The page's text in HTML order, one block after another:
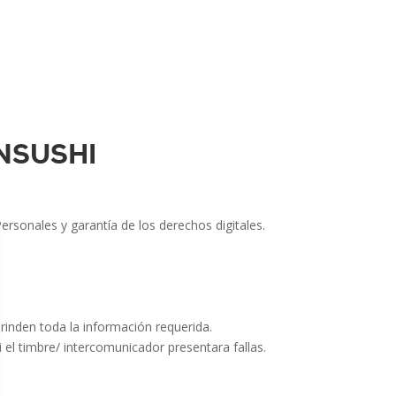
y garantía de los derechos digitales.
toda la información requerida.
timbre/ intercomunicador presentara fallas.